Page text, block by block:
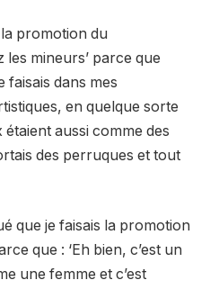
la promotion du
les mineurs’ parce que
faisais dans mes
en quelque sorte
étaient aussi comme des
des perruques et tout
que je faisais la promotion
que : ‘Eh bien, c’est un
une femme et c’est